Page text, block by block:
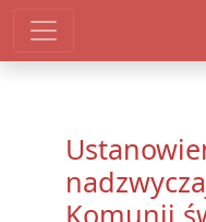
Komunii